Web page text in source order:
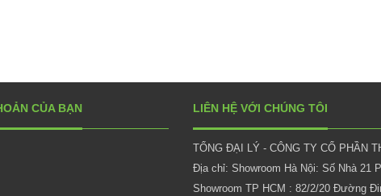
CỦA BẠN LIÊN HỆ VỚI CHÚNG TÔI
TỔNG ĐẠI LÝ - CÔNG TY CỔ PHẦN
Địa chỉ: Showroom Hà Nội: Số Nhà 21
Showroom TP HCM : 82/2/20 Đường